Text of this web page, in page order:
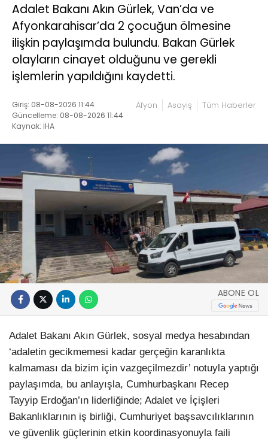
Adalet Bakanı Akın Gürlek, Van’da ve
Afyonkarahisar’da 2 çocuğun ölmesine
ilişkin paylaşımda bulundu. Bakan Gürlek
olayların cinayet olduğunu ve gerekli
işlemlerin yapıldığını kaydetti.
Giriş: 08-08-2026 11:44
Güncelleme: 08-08-2026 11:44
Kaynak: İHA
Afyon Asayiş Tüm Haberler
ABONE OL
Adalet Bakanı Akın Gürlek, sosyal medya hesabından
‘adaletin gecikmemesi kadar gerçeğin karanlıkta
kalmaması da bizim için vazgeçilmezdir’ notuyla yaptığı
paylaşımda, bu anlayışla, Cumhurbaşkanı Recep
Tayyip Erdoğan’ın liderliğinde; Adalet ve İçişleri
Bakanlıklarının iş birliği, Cumhuriyet başsavcılıklarının
ve güvenlik güçlerinin etkin koordinasyonuyla faili